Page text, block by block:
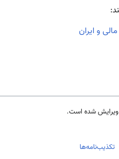
و ایران
تکذیب‌نامه‌ها